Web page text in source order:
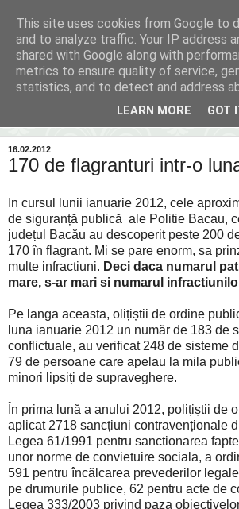
Inima Bacăului
Din inima Bacăului...spre inima ta...
16.02.2012
170 de flagranturi intr-o
In cursul lunii ianuarie 2012, cele
de siguranță publică ale Politie Bacau,
județul Bacău au descoperit peste 200
170 în flagrant. Mi se pare enorm, sa
multe infractiuni. Deci daca numarul
mare, s-ar mari si numarul
Pe langa aceasta, olițiștii de ordine
luna ianuarie 2012 un număr de 183 de
conflictuale, au verificat 248 de sisteme
79 de persoane care apelau la mila
minori lipsiți de supraveghere.
În prima lună a anului 2012, polițiștii de
aplicat 2718 sancțiuni contravenționale
Legea 61/1991 pentru sanctionarea
unor norme de convietuire sociala, a
591 pentru încălcarea prevederilor
pe drumurile publice, 62 pentru acte de
Legea 333/2003 privind paza
This site uses cookies from Google to
and to analyze traffic. Your IP address
shared with Google along with
metrics to ensure quality of service,
statistics, and to detect and address
LEARN MORE GOT